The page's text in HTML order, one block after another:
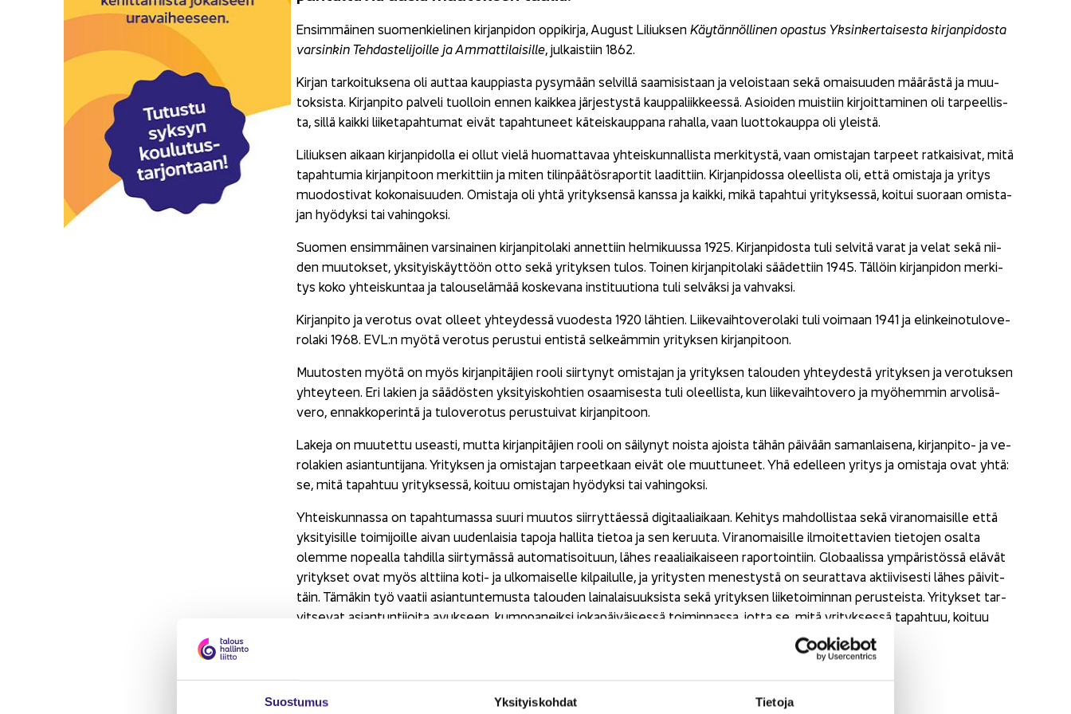
Suos­tu­mus Yk­si­tyis­koh­dat Tie­to­ja
En­sim­mäi­nen suo­men­kie­li­nen kir­jan­pi­don op­pi­kir­ja, Au­gust Li­liuk­sen Käy­tän­nöl­li­nen opas­tus Yk­sin­ker­tai­ses­ta kir­jan­pi­dos­ta
var­sin­kin Teh­das­te­li­joil­le ja Am­mat­ti­lai­sil­le, jul­kais­tiin 1862.
Kir­jan tar­koi­tuk­se­na oli aut­taa kaup­pias­ta py­sy­mään sel­vil­lä saa­mi­sis­taan ja ve­lois­taan sekä omai­suu­den mää­räs­tä ja muu­
tok­sis­ta. Kir­jan­pi­to pal­ve­li tuol­loin ennen kaik­kea jär­jes­tys­tä kaup­pa­liik­kees­sä. Asioi­den muis­tiin kir­joit­ta­mi­nen oli tar­peel­lis­
ta, sillä kaik­ki lii­ke­ta­pah­tu­mat eivät ta­pah­tu­neet kä­teis­kaup­pa­na ra­hal­la, vaan luot­to­kaup­pa oli yleis­tä.
Li­liuk­sen ai­kaan kir­jan­pi­dol­la ei ollut vielä huo­mat­ta­vaa yh­teis­kun­nal­lis­ta mer­ki­tys­tä, vaan omis­ta­jan tar­peet rat­kai­si­vat, mitä
ta­pah­tu­mia kir­jan­pi­toon mer­kit­tiin ja miten ti­lin­pää­tös­ra­por­tit laa­dit­tiin. Kir­jan­pi­dos­sa oleel­lis­ta oli, että omis­ta­ja ja yri­tys
muo­dos­ti­vat ko­ko­nai­suu­den. Omis­ta­ja oli yhtä yri­tyk­sen­sä kans­sa ja kaik­ki, mikä ta­pah­tui yri­tyk­ses­sä, koi­tui suo­raan omis­ta­
jan hyö­dyk­si tai va­hin­gok­si.
Suo­men en­sim­mäi­nen var­si­nai­nen kir­jan­pi­to­la­ki an­net­tiin hel­mi­kuus­sa 1925. Kir­jan­pi­dos­ta tuli sel­vi­tä varat ja velat sekä nii­
den muu­tok­set, yk­si­tyis­käyt­töön otto sekä yri­tyk­sen tulos. Toi­nen kir­jan­pi­to­la­ki sää­det­tiin 1945. Täl­löin kir­jan­pi­don mer­ki­
tys koko yh­teis­kun­taa ja ta­lous­e­lä­mää kos­ke­va­na ins­ti­tuu­tio­na tuli sel­väk­si ja vah­vak­si.
Kir­jan­pi­to ja ve­ro­tus ovat ol­leet yh­tey­des­sä vuo­des­ta 1920 läh­tien. Lii­ke­vaih­to­ve­ro­la­ki tuli voi­maan 1941 ja elin­kei­no­tu­lo­ve­
ro­la­ki 1968. EVL:n myötä ve­ro­tus pe­rus­tui en­tis­tä sel­keäm­min yri­tyk­sen kir­jan­pi­toon.
Muu­tos­ten myötä on myös kir­jan­pi­tä­jien rooli siir­ty­nyt omis­ta­jan ja yri­tyk­sen ta­lou­den yhtey­destä yri­tyk­sen ja ve­ro­tuk­sen
yh­tey­teen. Eri la­kien ja sää­dös­ten yk­si­tyis­koh­tien osaa­mi­ses­ta tuli oleel­lis­ta, kun lii­ke­vaih­to­ve­ro ja myö­hem­min ar­vo­li­sä­
ve­ro, en­nak­ko­pe­rin­tä ja tu­lo­ve­ro­tus pe­rus­tui­vat kir­jan­pi­toon.
La­ke­ja on muu­tet­tu useas­ti, mutta kir­jan­pi­tä­jien rooli on säi­ly­nyt nois­ta ajois­ta tähän päi­vään sa­man­lai­se­na, kirjanpito-​ ja ve­
ro­la­kien asian­tun­ti­ja­na. Yri­tyk­sen ja omis­ta­jan tar­peet­kaan eivät ole muut­tu­neet. Yhä edel­leen yri­tys ja omis­ta­ja ovat yhtä:
se, mitä ta­pah­tuu yri­tyk­ses­sä, koi­tuu omis­ta­jan hyö­dyk­si tai va­hin­gok­si.
Yh­teis­kun­nas­sa on ta­pah­tu­mas­sa suuri muu­tos siir­ryt­täes­sä di­gi­taa­liai­kaan. Ke­hi­tys mah­dol­lis­taa sekä vi­ran­omai­sil­le että
yk­si­tyi­sil­le toi­mi­joil­le aivan uu­den­lai­sia ta­po­ja hal­li­ta tie­toa ja sen ke­ruu­ta. Vi­ran­omai­sil­le il­moi­tet­ta­vien tie­to­jen osal­ta
olem­me no­peal­la tah­dil­la siir­ty­mäs­sä au­to­ma­ti­soi­tuun, lähes re­aa­liai­kai­seen ra­por­toin­tiin. Glo­baa­lis­sa ym­pä­ris­tös­sä elä­vät
yri­tyk­set ovat myös alt­tii­na koti- ja ul­ko­mai­sel­le kil­pai­lul­le, ja yri­tys­ten me­nes­tys­tä on seu­rat­ta­va ak­tii­vi­ses­ti lähes päi­vit­
täin. Tä­mä­kin työ vaa­tii asian­tun­te­mus­ta ta­lou­den lai­na­lai­suuk­sis­ta sekä yri­tyk­sen lii­ke­toi­min­nan pe­rus­teis­ta. Yri­tyk­set tar­
vit­se­vat asian­tun­ti­joi­ta avuk­seen, kump­pa­neik­si jo­ka­päi­väi­ses­sä toi­min­nas­sa, jotta se, mitä yri­tyk­ses­sä ta­pah­tuu, koi­tuu
Ar­tik­ke­li on jul­kais­tu Tilitoimistossa-​lehdessä nro 1/2017.